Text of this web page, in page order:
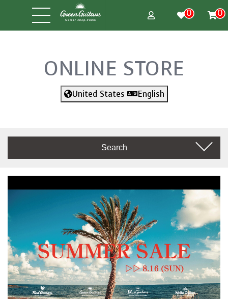
0 0
ONLINE STORE
United States English
Search